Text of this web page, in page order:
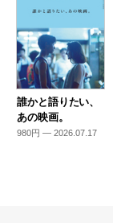
誰かと語りたい、
あの映画。
980円 — 2026.07.17